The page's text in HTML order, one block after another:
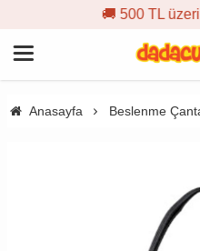
TL üzeri kargo bedava
Anasayfa Beslenme